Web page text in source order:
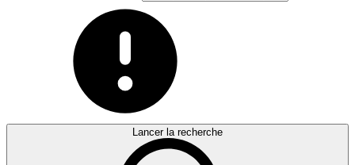
Lancer la recherche